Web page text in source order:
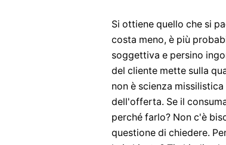
Si ottiene quello che si
costa meno, è più
soggettiva e persino
del cliente mette sulla
non è scienza
dell'offerta. Se il
perché farlo? Non c'è
questione di chiedere.